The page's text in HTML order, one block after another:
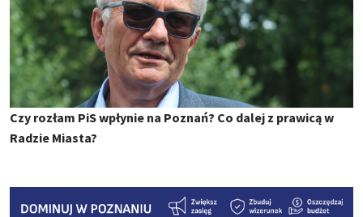
Czy rozłam PiS wpłynie na Poznań? Co dalej z prawicą w
Radzie Miasta?